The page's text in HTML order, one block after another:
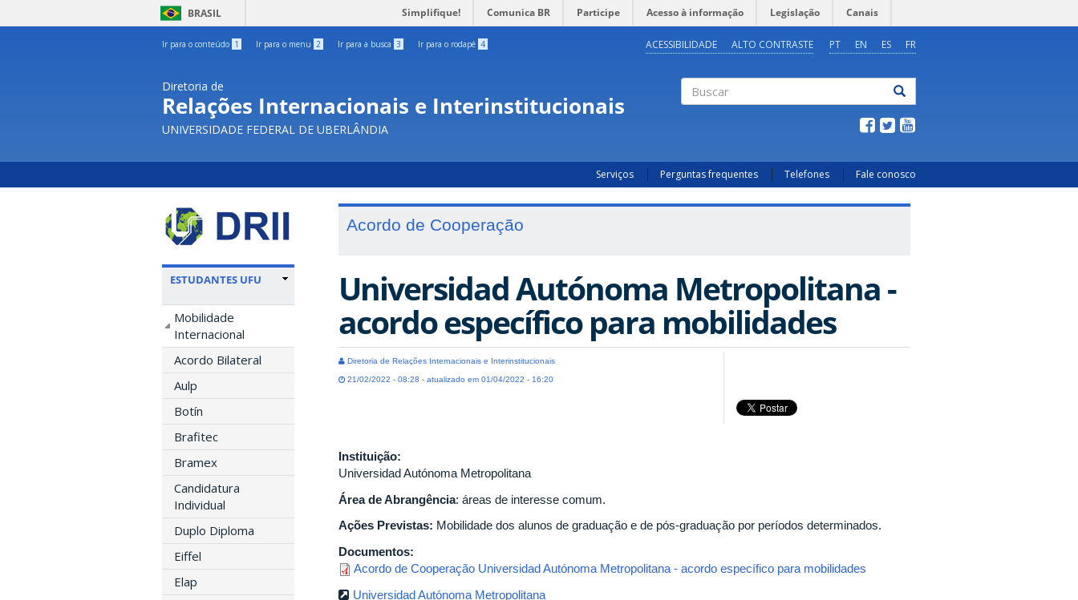
BRASIL Simplifique! Comunica BR Participe Acesso à informação Legislação Canais
Ir para o conteúdo 1 Ir para o menu 2 Ir para a busca 3 Ir para o rodapé 4 PT EN ES FR
ACESSIBILIDADE ALTO CONTRASTE
Diretoria de
Relações Internacionais e Interinstitucionais
UNIVERSIDADE FEDERAL DE UBERLÂNDIA
Serviços Perguntas frequentes Telefones Fale conosco
ESTUDANTES UFU
Mobilidade
Internacional
Acordo Bilateral
Aulp
Botín
Brafitec
Bramex
Candidatura
Individual
Duplo Diploma
Eiffel
Elap
Acordo de Cooperação
Universidad Autónoma Metropolitana -
acordo específico para mobilidades
Diretoria de Relações Internacionais e Interinstitucionais
21/02/2022 - 08:28 - atualizado em 01/04/2022 - 16:20
Instituição:
Universidad Autónoma Metropolitana
Área de Abrangência: áreas de interesse comum.
Ações Previstas: Mobilidade dos alunos de graduação e de pós-graduação por períodos determinados.
Documentos:
Acordo de Cooperação Universidad Autónoma Metropolitana - acordo específico para mobilidades
Universidad Autónoma Metropolitana